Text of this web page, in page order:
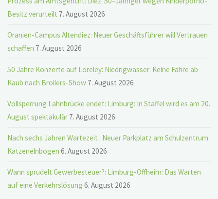
Besitz verurteilt 7. August 2026
Oranien-Campus Altendiez: Neuer Geschäftsführer will Vertrauen
schaffen 7. August 2026
50 Jahre Konzerte auf Loreley: Niedrigwasser: Keine Fähre ab
Kaub nach Broilers-Show 7. August 2026
Vollsperrung Lahnbrücke endet: Limburg: In Staffel wird es am 20.
August spektakulär 7. August 2026
Nach sechs Jahren Wartezeit : Neuer Parkplatz am Schulzentrum
Katzenelnbogen 6. August 2026
Wann sprudelt Gewerbesteuer?: Limburg-Offheim: Das Warten
auf eine Verkehrslösung 6. August 2026